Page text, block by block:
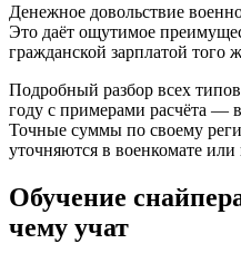
Денежное довольствие
Это даёт ощутимое
гражданской зарплатой того
Подробный разбор всех
году с примерами расчёта — в
Точные суммы по своему
уточняются в военкомате или
Обучение
чему учат